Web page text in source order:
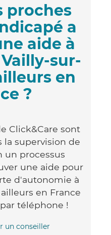
proches
a
aide à
sur-
en
?
Click&Care sont
la supervision de
un processus
une aide pour
d'autonomie à
en France
téléphone !
un conseiller